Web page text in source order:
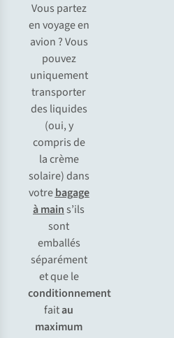
Vous partez
en voyage en
avion ? Vous
pouvez
uniquement
transporter
des liquides
(oui, y
compris de
la crème
solaire) dans
votrebagage
à main s’ils
sont
emballés
séparément
et que le
conditionnement
faitau
maximum